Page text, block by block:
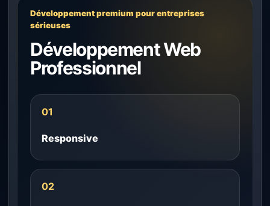
Développement premium pour entreprises
sérieuses
Développement Web
Professionnel
01
Responsive
02